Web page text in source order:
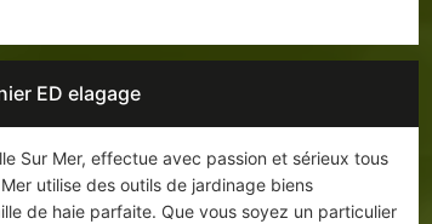
ED elagage
Sur Mer, effectue avec passion et sérieux tous
utilise des outils de jardinage biens
de haie parfaite. Que vous soyez un particulier